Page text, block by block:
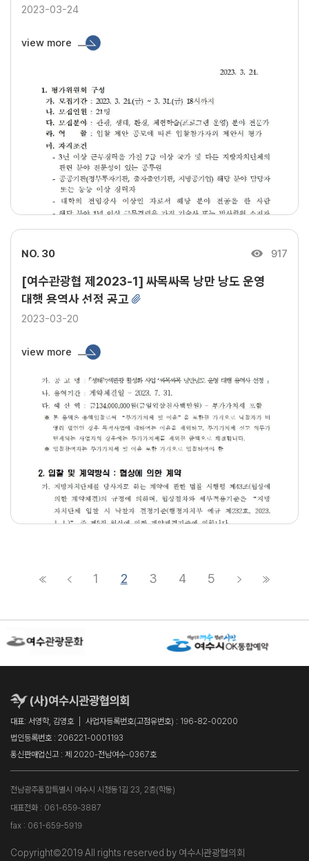
2023-03-24
view more
NO. 30 917
[여수관광협 제2023-1] 싸목싸목 낭만 낭도 운영
대행 용역사 선정 공고
2023-03-20
view more
1 2 3 4 5
대표: 서영학, 김영호
사업자등록번호(고점유번호) : 196-82-00200
법인등록번호 : 206221-0001193
통신판매업신고 : 제 2020-전남여수-0367호
전남광주통합특별시 여수시 시청동1길 23, 2층(학동)
대표전화 : 061-659-3887
fax : 061-659-5919
Copyright©2019 All rights reserved by 여수시관광협의회